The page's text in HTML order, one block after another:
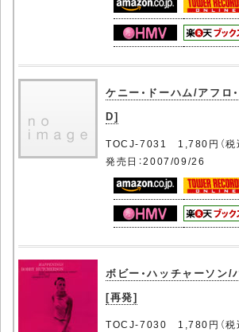
ケニー・ドーハム/アフロ
D]
TOCJ-7031 1,780円（税
発売日：2007/09/26
ボビー・ハッチャーソン
[再発]
TOCJ-7030 1,780円（税